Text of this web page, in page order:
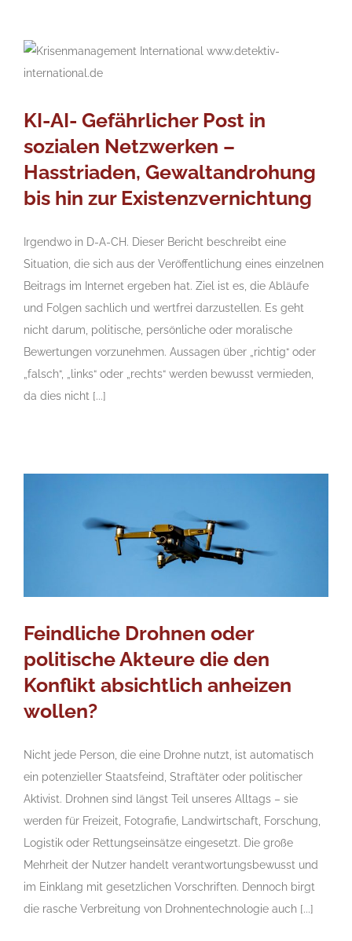
KI-AI- Gefährlicher Post in
sozialen Netzwerken –
Hasstriaden, Gewaltandrohung
bis hin zur Existenzvernichtung
Irgendwo in D-A-CH. Dieser Bericht beschreibt eine
Situation, die sich aus der Veröffentlichung eines einzelnen
Beitrags im Internet ergeben hat. Ziel ist es, die Abläufe
und Folgen sachlich und wertfrei darzustellen. Es geht
nicht darum, politische, persönliche oder moralische
Bewertungen vorzunehmen. Aussagen über „richtig“ oder
„falsch“, „links“ oder „rechts“ werden bewusst vermieden,
da dies nicht [...]
Feindliche Drohnen oder
politische Akteure die den
Konflikt absichtlich anheizen
wollen?
Nicht jede Person, die eine Drohne nutzt, ist automatisch
ein potenzieller Staatsfeind, Straftäter oder politischer
Aktivist. Drohnen sind längst Teil unseres Alltags – sie
werden für Freizeit, Fotografie, Landwirtschaft, Forschung,
Logistik oder Rettungseinsätze eingesetzt. Die große
Mehrheit der Nutzer handelt verantwortungsbewusst und
im Einklang mit gesetzlichen Vorschriften. Dennoch birgt
die rasche Verbreitung von Drohnentechnologie auch [...]